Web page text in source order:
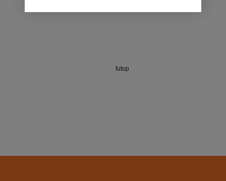
tutup